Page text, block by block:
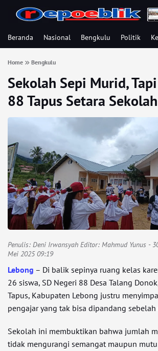
Beranda Nasional Bengkulu Politik
Home Bengkulu
Sekolah Sepi Murid,
88 Tapus Setara
Penulis: Deni Irwansyah Editor: Mahmud Yunus -
Mei 2025 09:19
Lebong – Di balik sepinya ruang kelas
26 siswa, SD Negeri 88 Desa Talang
Tapus, Kabupaten Lebong justru
pengajar yang tak bisa dipandang sebelah
Sekolah ini membuktikan bahwa jumlah
tidak mengurangi semangat maupun